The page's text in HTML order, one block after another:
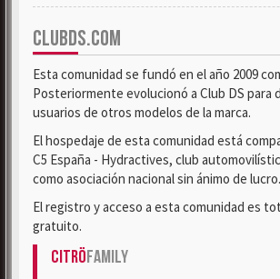
CLUBDS.COM
Esta comunidad se fundó en el año 2009
Posteriormente evolucionó a Club DS para
usuarios de otros modelos de la marca.
El hospedaje de esta comunidad está
C5 España - Hydractives, club
como asociación nacional sin ánimo de lucro.
El registro y acceso a esta comunidad es
gratuito.
CitröFamily